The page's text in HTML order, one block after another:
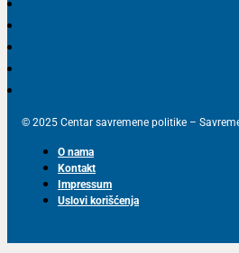
© 2025 Centar savremene politike –
O nama
Kontakt
Impressum
Uslovi korišćenja